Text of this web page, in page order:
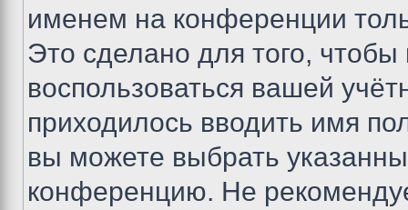
именем на конференции
Это сделано для того, чтобы
воспользоваться вашей
приходилось вводить имя
вы можете выбрать
конференцию. Не